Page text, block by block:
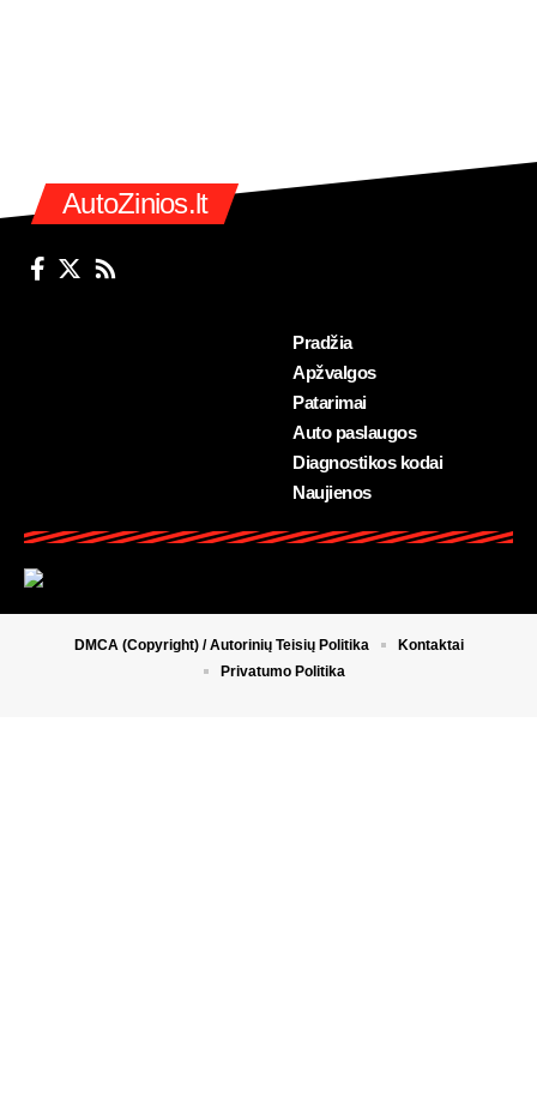
AutoZinios.lt
Pradžia
Apžvalgos
Patarimai
Auto paslaugos
Diagnostikos kodai
Naujienos
DMCA (Copyright) / Autorinių Teisių Politika
Kontaktai
Privatumo Politika